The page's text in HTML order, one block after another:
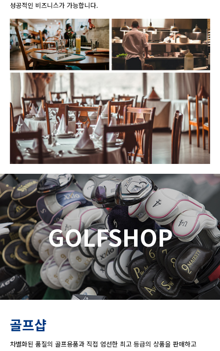
성공적인 비즈니스가 가능합니다.
GOLFSHOP
골프샵
차별화된 품질의 골프용품과 직접 엄선한 최고 등급의 상품을 판매하고